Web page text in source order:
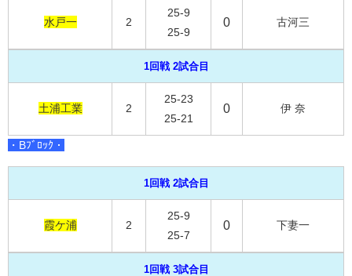
水戸一 2
25-9
25-9
0 古河三
1回戦 2試合目
土浦工業 2
25-23
25-21
0 伊 奈
・Bﾌﾞﾛｯｸ・
1回戦 2試合目
霞ケ浦 2
25-9
25-7
0 下妻一
1回戦 3試合目